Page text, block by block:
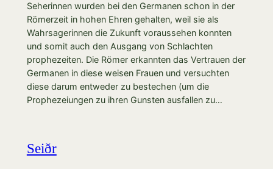
Seherinnen wurden bei den Germanen schon in der
Römerzeit in hohen Ehren gehalten, weil sie als
Wahrsagerinnen die Zukunft voraussehen konnten
und somit auch den Ausgang von Schlachten
prophezeiten. Die Römer erkannten das Vertrauen der
Germanen in diese weisen Frauen und versuchten
diese darum entweder zu bestechen (um die
Prophezeiungen zu ihren Gunsten ausfallen zu…
Seiðr